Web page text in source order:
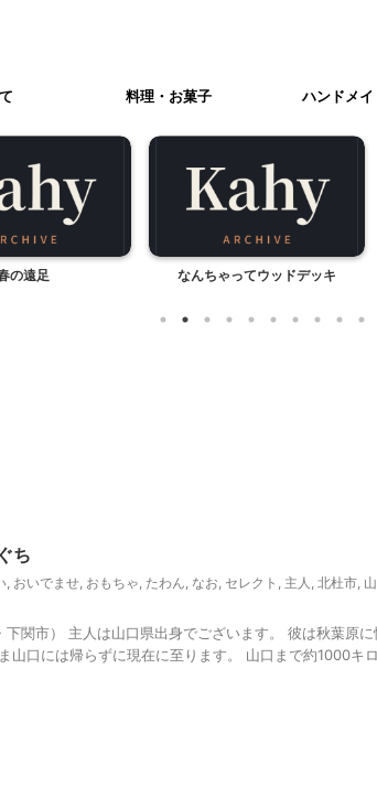
料理・お菓子 ハンドメイ
の遠足 なんちゃってウッドデッキ
ち
おいでませ おもちゃ たわん なお セレクト 主人 北杜市
下関市） 主人は山口県出身でございます。 彼は秋葉原
山口には帰らずに現在に至ります。 山口まで約1000キ